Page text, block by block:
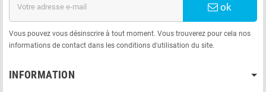
ok
Vous pouvez vous désinscrire à tout moment. Vous trouverez pour cela nos
informations de contact dans les conditions d'utilisation du site.
INFORMATION